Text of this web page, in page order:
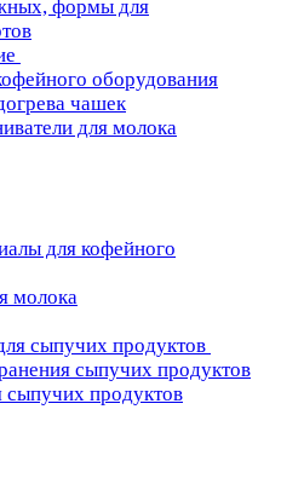
формы для
оборудования
чашек
для молока
для кофейного
молока
сыпучих продуктов
сыпучих продуктов
сыпучих продуктов